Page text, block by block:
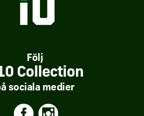
Följ
Collection
sociala medier